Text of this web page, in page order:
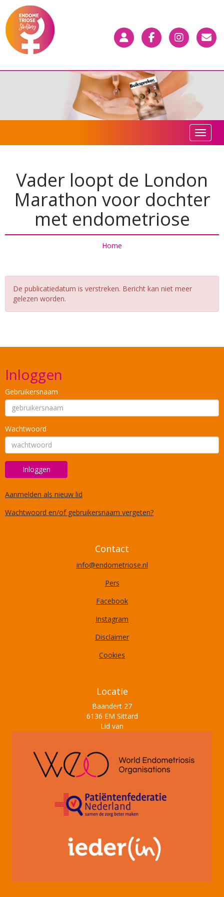
Toggle
Vader loopt de London
Marathon voor dochter
met endometriose
Home
De publicatiedatum is verstreken. Bericht kan niet meer
gelezen worden.
Inloggen
Gebruikersnaam
Wachtwoord
Inloggen
Aanmelden als nieuw lid
Wachtwoord en/of gebruikersnaam vergeten?
Contact
ofni@endometriose.nl
Pers
Facebook
Instagram
Disclaimer
Cookies
Locatie
Baandert 27
6136 EM Sittard
Lid van